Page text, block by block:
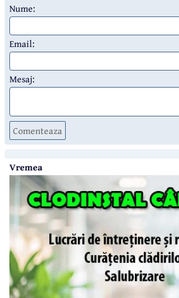
Nume:
Email:
Mesaj:
Comenteaza
Vremea